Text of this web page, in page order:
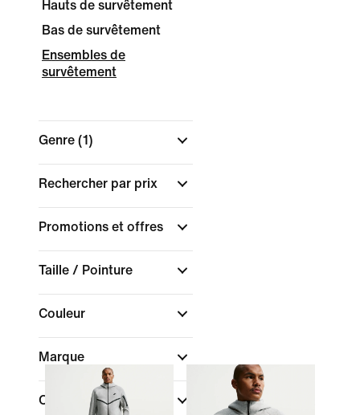
Hauts de survêtement
Bas de survêtement
Ensembles de
survêtement
Genre (1)
Rechercher par prix
Promotions et offres
Taille / Pointure
Couleur
Marque
Collections